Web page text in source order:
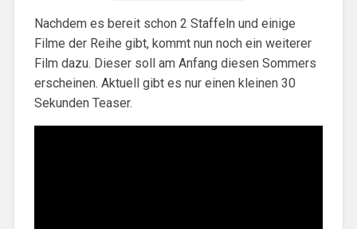
Nachdem es bereit schon 2 Staffeln und einige
Filme der Reihe gibt, kommt nun noch ein weiterer
Film dazu. Dieser soll am Anfang diesen Sommers
erscheinen. Aktuell gibt es nur einen kleinen 30
Sekunden Teaser.